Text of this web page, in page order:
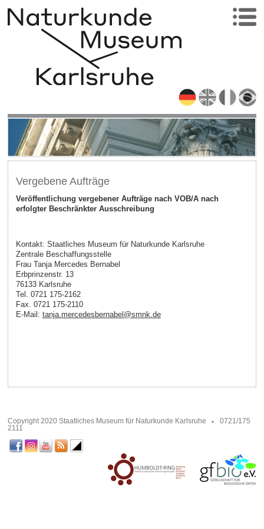
Vergebene Aufträge
Veröffentlichung vergebener Aufträge nach VOB/A nach
erfolgter Beschränkter Ausschreibung
Kontakt: Staatliches Museum für Naturkunde Karlsruhe
Zentrale Beschaffungsstelle
Frau Tanja Mercedes Bernabel
Erbprinzenstr. 13
76133 Karlsruhe
Tel. 0721 175-2162
Fax. 0721 175-2110
E-Mail: tanja.mercedesbernabel @smnk.de
Copyright 2020 Staatliches Museum für Naturkunde Karlsruhe
0721/175
2111